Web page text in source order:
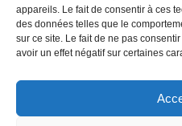
appareils. Le fait de consentir à ces
des données telles que le
sur ce site. Le fait de ne pas
avoir un effet négatif sur certaines
Mentions légales–
Site réalisé